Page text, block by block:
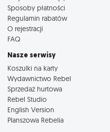
Sposoby płatności
Regulamin rabatów
O rejestracji
FAQ
Nasze serwisy
Koszulki na karty
Wydawnictwo Rebel
Sprzedaż hurtowa
Rebel Studio
English Version
Planszowa Rebelia